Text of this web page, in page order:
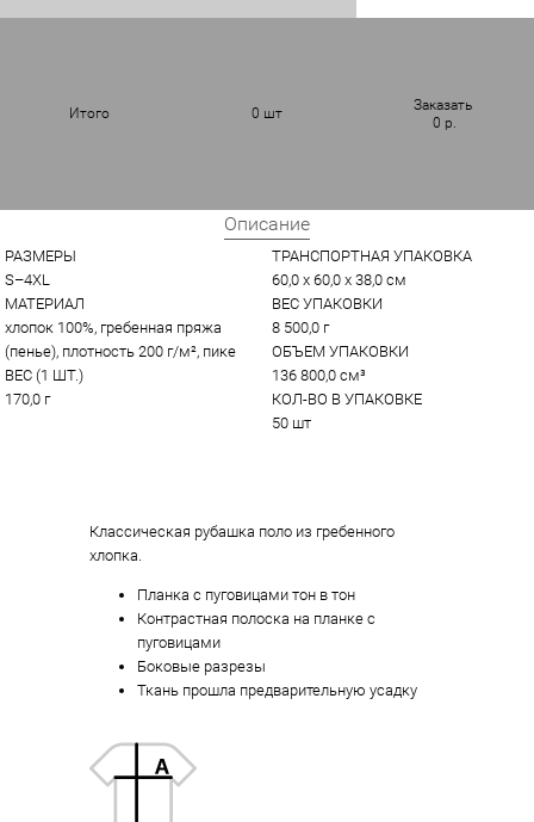
Итого 0 шт
Заказать
0 р.
Описание
РАЗМЕРЫ
S–4XL
МАТЕРИАЛ
хлопок 100%, гребенная пряжа
(пенье), плотность 200 г/м², пике
ВЕС (1 ШТ.)
170,0 г
ТРАНСПОРТНАЯ УПАКОВКА
60,0 x 60,0 x 38,0 см
ВЕС УПАКОВКИ
8 500,0 г
ОБЪЕМ УПАКОВКИ
136 800,0 см³
КОЛ-ВО В УПАКОВКЕ
50 шт
Классическая рубашка поло из гребенного
хлопка.
Планка с пуговицами тон в тон
Контрастная полоска на планке с
пуговицами
Боковые разрезы
Ткань прошла предварительную усадку